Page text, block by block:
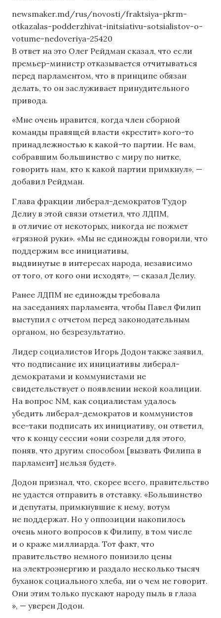
newsmaker.md/rus/novosti/fraktsiya-pkrm-
otkazalas-podderzhivat-initsiativu-sotsialistov-o-
votume-nedoveriya-25420
В ответ на это Олег Рейдман сказал, что если
премьер-министр отказывается отчитываться
перед парламентом, что в принципе обязан
делать, то он заслуживает принудительного
привода.
«Мне очень нравится, когда член сборной
команды правящей власти «крестит» кого-то
принадлежностью к какой-то партии. Не вам,
собравшим большинство с миру по нитке,
говорить нам, кто к какой партии примкнул», —
добавил Рейдман.
Глава фракции либерал-демократов Тудор
Делиу в этой связи отметил, что ЛДПМ,
в отличие от некоторых, никогда не пожмет
«грязной руки». «Мы не единожды говорили, что
поддержим все инициативы,
выдвинутые в интересах народа, независимо
от того, от кого они исходят», — сказал Делиу.
Ранее ЛДПМ не единожды требовала
на заседаниях парламента, чтобы Павел Филип
выступил с отчетом перед законодательным
органом, но безрезультатно.
Лидер социалистов Игорь Додон также заявил,
что подписание их инициативы либерал-
демократами и коммунистами не
свидетельствует о появлении некой коалиции.
На вопрос NM, как социалистам удалось
убедить либерал-демократов и коммунистов
все-таки подписать их инициативу, он ответил,
что к концу сессии «они созрели для этого,
поняв, что другим способом [вызвать Филипа в
парламент] нельзя будет».
Додон признал, что, скорее всего, правительство
не удастся отправить в отставку. «Большинство
и депутаты, примкнувшие к нему, вотум
не поддержат. Но у оппозиции накопилось
очень много вопросов к Филипу, в том числе
и о краже миллиарда. Тот факт, что
правительство немного понизило цены
на электроэнергию и раздало несколько тысяч
буханок социального хлеба, ни о чем не говорит.
Они этим только пускают народу пыль в глаза
», — уверен Додон.